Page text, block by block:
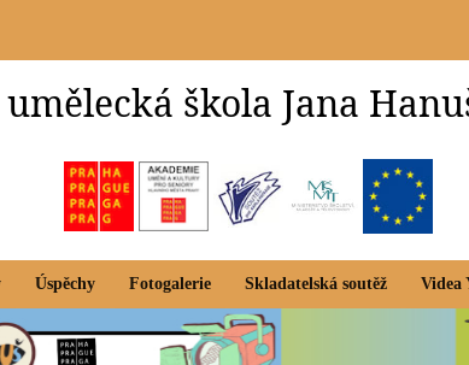
škola Jana
Úspěchy Fotogalerie Skladatelská soutěž Videa